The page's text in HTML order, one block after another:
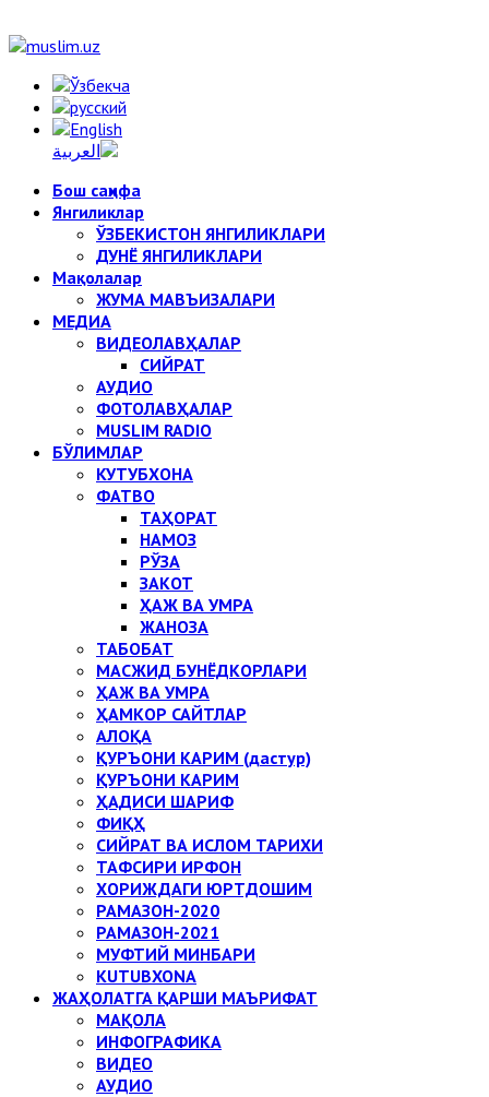
Бош саҳифа
Янгиликлар
ЎЗБЕКИСТОН ЯНГИЛИКЛАРИ
ДУНЁ ЯНГИЛИКЛАРИ
Мақолалар
ЖУМА МАВЪИЗАЛАРИ
МЕДИА
ВИДЕОЛАВҲАЛАР
СИЙРАТ
АУДИО
ФОТОЛАВҲАЛАР
MUSLIM RADIO
БЎЛИМЛАР
КУТУБХОНА
ФАТВО
ТАҲОРАТ
НАМОЗ
РЎЗА
ЗАКОТ
ҲАЖ ВА УМРА
ЖАНОЗА
ТАБОБАТ
МАСЖИД БУНЁДКОРЛАРИ
ҲАЖ ВА УМРА
ҲАМКОР САЙТЛАР
АЛОҚА
ҚУРЪОНИ КАРИМ (дастур)
ҚУРЪОНИ КАРИМ
ҲАДИСИ ШАРИФ
ФИҚҲ
СИЙРАТ ВА ИСЛОМ ТАРИХИ
ТАФСИРИ ИРФОН
ХОРИЖДАГИ ЮРТДОШИМ
РАМАЗОН-2020
РАМАЗОН-2021
МУФТИЙ МИНБАРИ
KUTUBXONA
ЖАҲОЛАТГА ҚАРШИ МАЪРИФАТ
МАҚОЛА
ИНФОГРАФИКА
ВИДЕО
АУДИО